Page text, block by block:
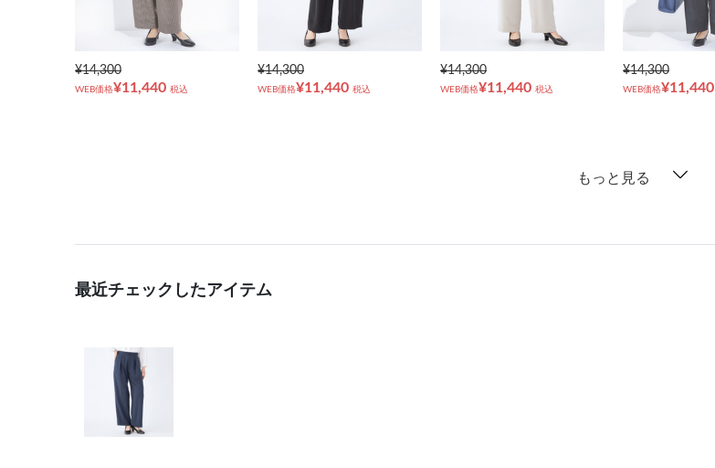
¥14,300
WEB価格¥11,440 税込
¥14,300
WEB価格¥11,440 税込
¥14,300
WEB価格¥11,440 税込
¥14,300
WEB価格¥11,440
もっと見る
最近チェックしたアイテム